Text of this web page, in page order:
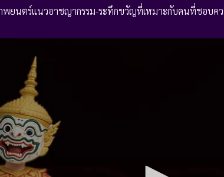
พยนตร์แนวอาชญากรรม-ระทึกขวัญที่เหมาะกับคนที่ชอบค